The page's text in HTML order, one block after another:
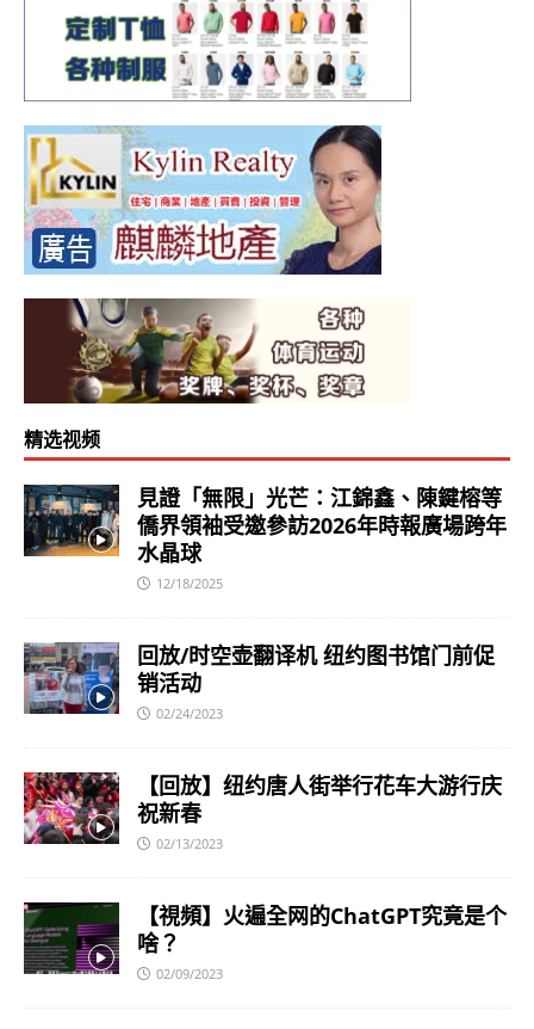
精选视频
見證「無限」光芒：江錦鑫、陳鍵榕等
僑界領袖受邀參訪2026年時報廣場跨年
水晶球
12/18/2025
回放/时空壶翻译机 纽约图书馆门前促
销活动
02/24/2023
【回放】纽约唐人街举行花车大游行庆
祝新春
02/13/2023
【視頻】火遍全网的ChatGPT究竟是个
啥？
02/09/2023